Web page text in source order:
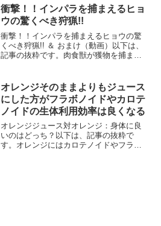
衝撃！！インパラを捕まえるヒョ
ウの驚くべき狩猟!!
衝撃！！インパラを捕まえるヒョウの驚
くべき狩猟!! ＆ おまけ（動画）以下は、
記事の抜粋です。肉食獣が獲物を捕まえ
こすと思いますが、この動画のヒョウは
待ち伏せてある意味...
オレンジそのままよりもジュース
にした方がフラボノイドやカロテ
ノイドの生体利用効率は良くなる
オレンジジュース対オレンジ：身体に良
いのはどっち？以下は、記事の抜粋で
す。オレンジにはカロテノイドやフラボ